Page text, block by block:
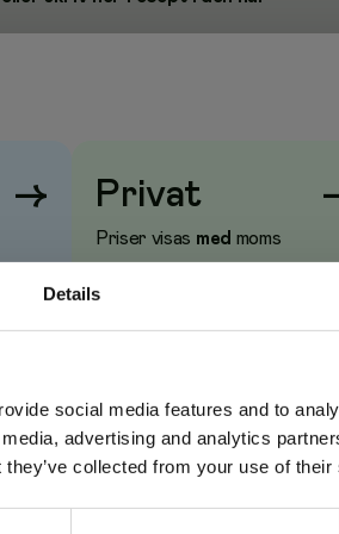
Details
social media features and to
advertising and analytics
collected from your use of
vilket hjälper dig att skriva jämnt
vattenavstötande och ger ett
→ Privat
Priser visas med moms